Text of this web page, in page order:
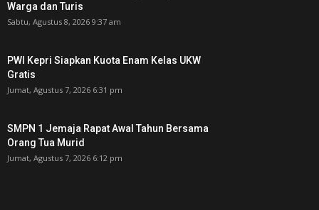
Warga dan Turis
Sabtu, Agustus 8, 2026 9:37 am
PWI Kepri Siapkan Kuota Enam Kelas UKW
Gratis
Jumat, Agustus 7, 2026 6:31 pm
SMPN 1 Jemaja Rapat Awal Tahun Bersama
Orang Tua Murid ‎
Jumat, Agustus 7, 2026 6:12 pm